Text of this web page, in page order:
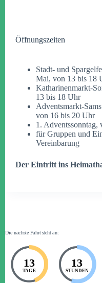
Öffnungszeiten
Stadt- und
Mai, von 13 bis 18
Katharinenmarkt-
13 bis 18 Uhr
Adventsmarkt-
von 16 bis 20 Uhr
1.
für Gruppen und
Vereinbarung
Der Eintritt ins
Die nächste Fahrt steht an:
13
TAGE
13
STUNDEN